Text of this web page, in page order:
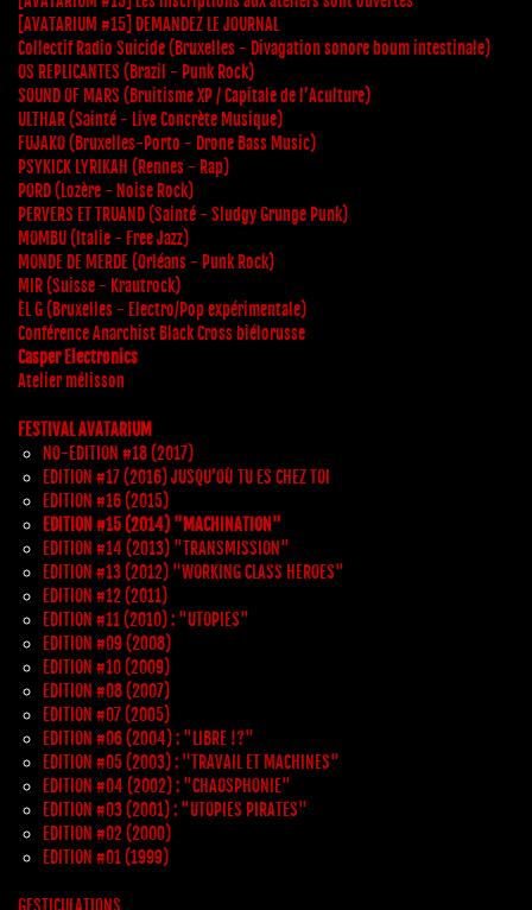
[AVATARIUM #15] DEMANDEZ LE JOURNAL
Collectif Radio Suicide (Bruxelles - Divagation sonore boum intestinale)
OS REPLICANTES (Brazil - Punk Rock)
SOUND OF MARS (Bruitisme XP / Capitale de l’Aculture)
ULTHAR (Sainté - Live Concrète Musique)
FUJAKO (Bruxelles-Porto - Drone Bass Music)
PSYKICK LYRIKAH (Rennes - Rap)
PORD (Lozère - Noise Rock)
PERVERS ET TRUAND (Sainté - Sludgy Grunge Punk)
MOMBU (Italie - Free Jazz)
MONDE DE MERDE (Orléans - Punk Rock)
MIR (Suisse - Krautrock)
ÈL G (Bruxelles - Electro/Pop expérimentale)
Conférence Anarchist Black Cross biélorusse
Casper Electronics
Atelier mélisson
FESTIVAL AVATARIUM
NO-EDITION #18 (2017)
EDITION #17 (2016) JUSQU’OÙ TU ES CHEZ TOI
EDITION #16 (2015)
EDITION #15 (2014) "MACHINATION"
EDITION #14 (2013) "TRANSMISSION"
EDITION #13 (2012) "WORKING CLASS HEROES"
EDITION #12 (2011)
EDITION #11 (2010) : "UTOPIES"
EDITION #09 (2008)
EDITION #10 (2009)
EDITION #08 (2007)
EDITION #07 (2005)
EDITION #06 (2004) : "LIBRE !?"
EDITION #05 (2003) : "TRAVAIL ET MACHINES"
EDITION #04 (2002) : "CHAOSPHONIE"
EDITION #03 (2001) : "UTOPIES PIRATES"
EDITION #02 (2000)
EDITION #01 (1999)
GESTICULATIONS